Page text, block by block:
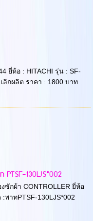
ยี่ห้อ : HITACHI รุ่น : SF-
ลิกผลิต ราคา : 1800 บาท
PTSF-130LJS*002
ซักผ้า CONTROLLER ยี่ห้อ
:พาทPTSF-130LJS*002